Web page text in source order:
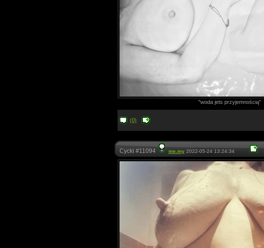
"woda jets przyjemnością"
(0)
Cycki #11094 me.my2022-05-24 13:24:34